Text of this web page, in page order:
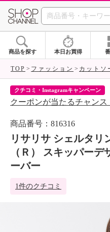
商品を探す 本日お買得
TOP ファッション カットソ
クチコミ・Instagramキャンペーン
クーポンが当たるチャンス
商品番号：816316
リサリサ シェルタリ
（Ｒ） スキッパー
ーバー
1件のクチコミ